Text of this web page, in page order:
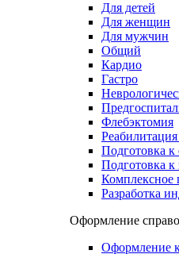
Для детей
Для женщин
Для мужчин
Общий
Кардио
Гастро
Флебэктомия
Подготовка к
Подготовка
Комплексное
Разработка
Оформление
Оформление